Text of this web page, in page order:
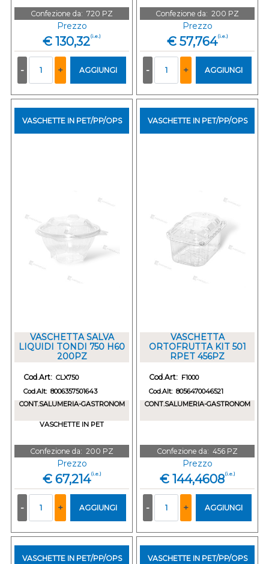
Confezione da: 720 PZ
Prezzo
€ 130,32(i.e.)
AGGIUNGI
Confezione da: 200 PZ
Prezzo
€ 57,764(i.e.)
AGGIUNGI
VASCHETTE IN PET/PP/OPS
VASCHETTA SALVA
LIQUIDI TONDI 750 H60
200PZ
Cod.Art: CLX750
Cod.Alt: 8006357501643
CONT.SALUMERIA-GASTRONOM
VASCHETTE IN PET
Confezione da: 200 PZ
Prezzo
€ 67,214(i.e.)
AGGIUNGI
VASCHETTE IN PET/PP/OPS
VASCHETTA
ORTOFRUTTA KIT 501
RPET 456PZ
Cod.Art: F1000
Cod.Alt: 8056470046521
CONT.SALUMERIA-GASTRONOM
Confezione da: 456 PZ
Prezzo
€ 144,4608(i.e.)
AGGIUNGI
VASCHETTE IN PET/PP/OPS VASCHETTE IN PET/PP/OPS